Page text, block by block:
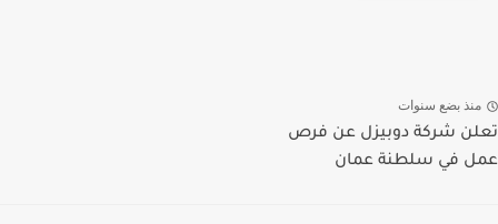
منذ بضع سنوات
تعلن شركة دوبيزل عن فرص
عمل في سلطنة عمان